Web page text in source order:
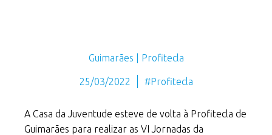
Guimarães | Profitecla
25/03/2022 #Profitecla
A Casa da Juventude esteve de volta à Profitecla de
Guimarães para realizar as VI Jornadas da